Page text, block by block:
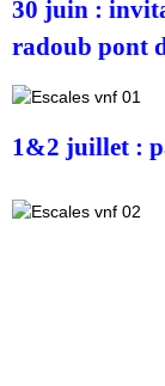
30 juin :
radoub pont
1&2 juillet :